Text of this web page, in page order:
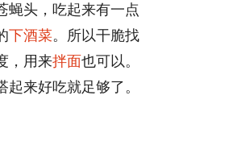
蝇头，吃起来有一点
下酒菜。所以干脆找
，用来拌面也可以。
来好吃就足够了。